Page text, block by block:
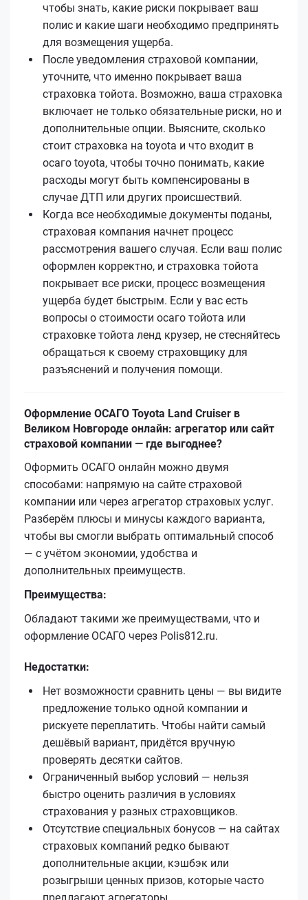
чтобы знать, какие риски покрывает ваш
полис и какие шаги необходимо предпринять
для возмещения ущерба.
После уведомления страховой компании,
уточните, что именно покрывает ваша
страховка тойота. Возможно, ваша страховка
включает не только обязательные риски, но и
дополнительные опции. Выясните, сколько
стоит страховка на toyota и что входит в
осаго toyota, чтобы точно понимать, какие
расходы могут быть компенсированы в
случае ДТП или других происшествий.
Когда все необходимые документы поданы,
страховая компания начнет процесс
рассмотрения вашего случая. Если ваш полис
оформлен корректно, и страховка тойота
покрывает все риски, процесс возмещения
ущерба будет быстрым. Если у вас есть
вопросы о стоимости осаго тойота или
страховке тойота ленд крузер, не стесняйтесь
обращаться к своему страховщику для
разъяснений и получения помощи.
Оформление ОСАГО Toyota Land Cruiser в
Великом Новгороде онлайн: агрегатор или сайт
страховой компании — где выгоднее?
Оформить ОСАГО онлайн можно двумя
способами: напрямую на сайте страховой
компании или через агрегатор страховых услуг.
Разберём плюсы и минусы каждого варианта,
чтобы вы смогли выбрать оптимальный способ
— с учётом экономии, удобства и
дополнительных преимуществ.
Преимущества:
Обладают такими же преимуществами, что и
оформление ОСАГО через Polis812.ru.
Недостатки:
Нет возможности сравнить цены — вы видите
предложение только одной компании и
рискуете переплатить. Чтобы найти самый
дешёвый вариант, придётся вручную
проверять десятки сайтов.
Ограниченный выбор условий — нельзя
быстро оценить различия в условиях
страхования у разных страховщиков.
Отсутствие специальных бонусов — на сайтах
страховых компаний редко бывают
дополнительные акции, кэшбэк или
розыгрыши ценных призов, которые часто